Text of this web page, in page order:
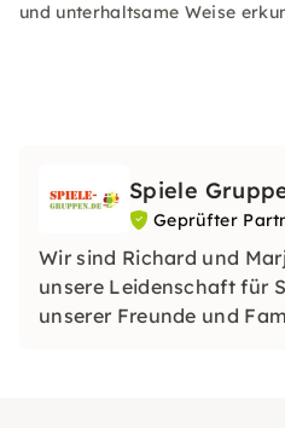
und unterhaltsame Weise
Spiele
Geprüfter
Wir sind Richard und
unsere Leidenschaft für
unserer Freunde und